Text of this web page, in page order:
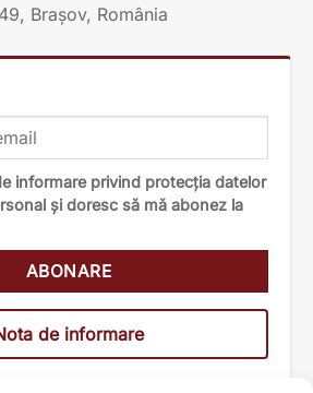
Brașov, România
informare privind protecția datelor
și doresc să mă abonez la
de informare